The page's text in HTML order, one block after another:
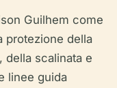
Guilhem come
protezione della
della scalinata e
linee guida